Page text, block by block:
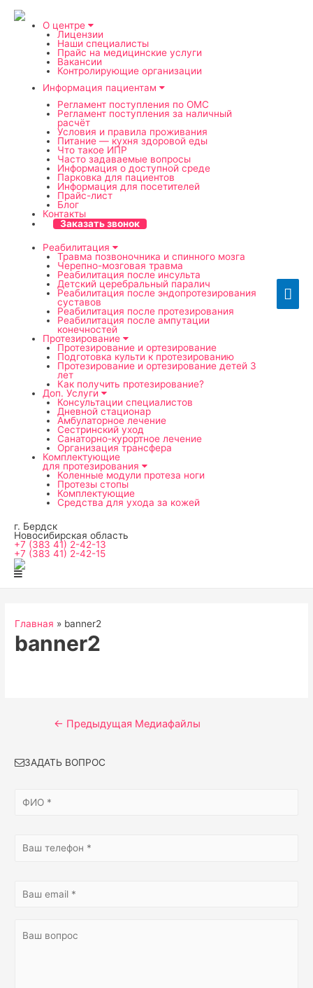
О центре
Лицензии
Наши специалисты
Прайс на медицинские услуги
Вакансии
Контролирующие организации
Информация пациентам
Регламент поступления по ОМС
Регламент поступления за наличный
расчёт
Условия и правила проживания
Питание — кухня здоровой еды
Что такое ИПР
Часто задаваемые вопросы
Информация о доступной среде
Парковка для пациентов
Информация для посетителей
Прайс-лист
Блог
Контакты
Заказать звонок
Реабилитация
Травма позвоночника и спинного мозга
Черепно-мозговая травма
Реабилитация после инсульта
Детский церебральный паралич
Реабилитация после эндопротезирования
суставов
Реабилитация после протезирования
Реабилитация после ампутации
конечностей
Протезирование
Протезирование и ортезирование
Подготовка культи к протезированию
Протезирование и ортезирование детей 3
лет
Как получить протезирование?
Доп. Услуги
Консультации специалистов
Дневной стационар
Амбулаторное лечение
Сестринский уход
Санаторно-курортное лечение
Организация трансфера
Комплектующие
для протезирования
Коленные модули протеза ноги
Протезы стопы
Комплектующие
Средства для ухода за кожей
г. Бердск
Новосибирская область
+7 (383 41) 2-42-13
+7 (383 41) 2-42-15
Главная banner2
banner2
Навигация
записям
← Предыдущая Медиафайлы
ЗАДАТЬ ВОПРОС